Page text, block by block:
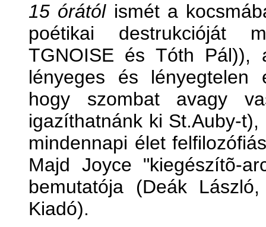
15 órátólismét a
poétikai destrukcióját
TGNOISE és Tóth Pál)),
lényeges és lényegtelen
hogy szombat avagy
igazíthatnánk ki St.Auby-
mindennapi élet
Majd Joyce "kiegészítõ-
bemutatója (Deák
Kiadó).